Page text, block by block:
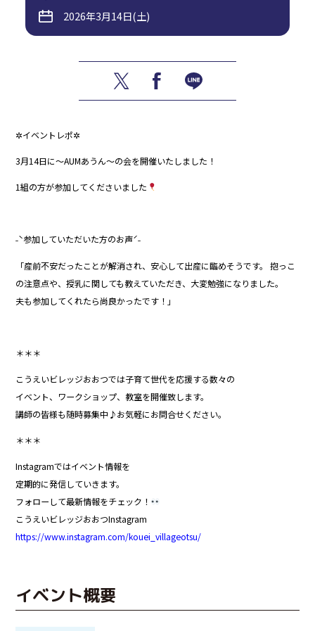
2026年3月14日(土)
✲イベントレポ✲
3月14日に～AUMあうん～の会を開催いたしました！
1組の方が参加してくださいました
˗ˋ参加していただいた方のお声ˊ˗
「産前不安だったことが解消され、安心して出産に臨めそうです。 抱っこ
の注意点や、授乳に関しても教えていただき、大変勉強になりました。
夫も参加してくれたら尚良かったです！」
＊＊＊
こうえいビレッジおおつでは子育て世代を応援する数々の
イベント、ワークショップ、教室を開催致します。
講師の皆様も随時募集中♪お気軽にお問合せください。
＊＊＊
Instagramではイベント情報を
定期的に発信していきます。
フォローして最新情報をチェック！
こうえいビレッジおおつInstagram
https://www.instagram.com/kouei_villageotsu/
イベント概要